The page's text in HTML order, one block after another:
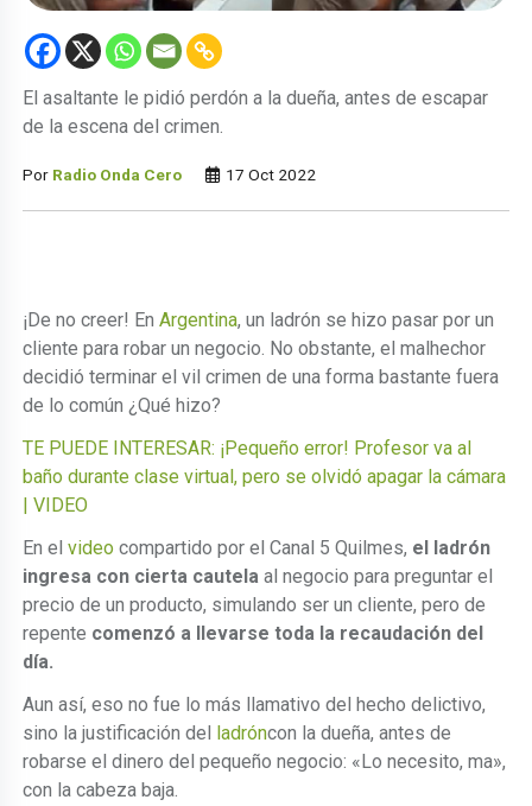
El asaltante le pidió perdón a la dueña, antes de escapar
de la escena del crimen.
Por Radio Onda Cero 17 Oct 2022
¡De no creer! EnArgentina, un ladrón se hizo pasar por un
cliente para robar un negocio. No obstante, el malhechor
decidió terminar el vil crimen de una forma bastante fuera
de lo común ¿Qué hizo?
TE PUEDE INTERESAR: ¡Pequeño error! Profesor va al
baño durante clase virtual, pero se olvidó apagar la cámara
| VIDEO
En elvideo compartido por el Canal 5 Quilmes, el ladrón
ingresa con cierta cautela al negocio para preguntar el
precio de un producto, simulando ser un cliente, pero de
repente comenzó a llevarse toda la recaudación del
día.
Aun así, eso no fue lo más llamativo del hecho delictivo,
sino la justificación del ladróncon la dueña, antes de
robarse el dinero del pequeño negocio: «Lo necesito, ma»,
con la cabeza baja.